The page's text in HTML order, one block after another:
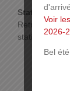
Retrouvez
stationnement
Voir
2026-
Bel